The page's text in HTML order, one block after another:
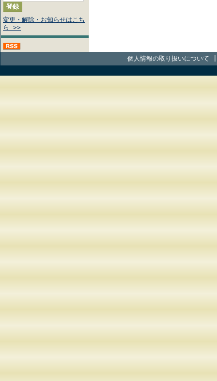
変更・解除・お知らせはこち
ら >>
個人情報の取り扱いについて